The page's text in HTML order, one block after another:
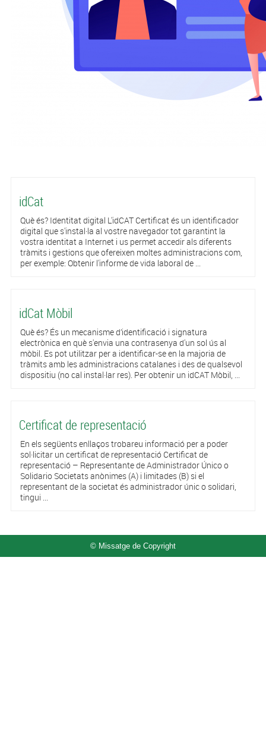
idCat
Què és? Identitat digital L'idCAT Certificat és un identificador
digital que s'instal·la al vostre navegador tot garantint la
vostra identitat a Internet i us permet accedir als diferents
tràmits i gestions que ofereixen moltes administracions com,
per exemple: Obtenir l'informe de vida laboral de ...
idCat Mòbil
Què és? És un mecanisme d’identificació i signatura
electrònica en què s'envia una contrasenya d'un sol ús al
mòbil. Es pot utilitzar per a identificar-se en la majoria de
tràmits amb les administracions catalanes i des de qualsevol
dispositiu (no cal instal·lar res). Per obtenir un idCAT Mòbil, ...
Certificat de representació
En els següents enllaços trobareu informació per a poder
sol·licitar un certificat de representació Certificat de
representació – Representante de Administrador Único o
Solidario Societats anònimes (A) i limitades (B) si el
representant de la societat és administrador únic o solidari,
tingui ...
© Missatge de Copyright